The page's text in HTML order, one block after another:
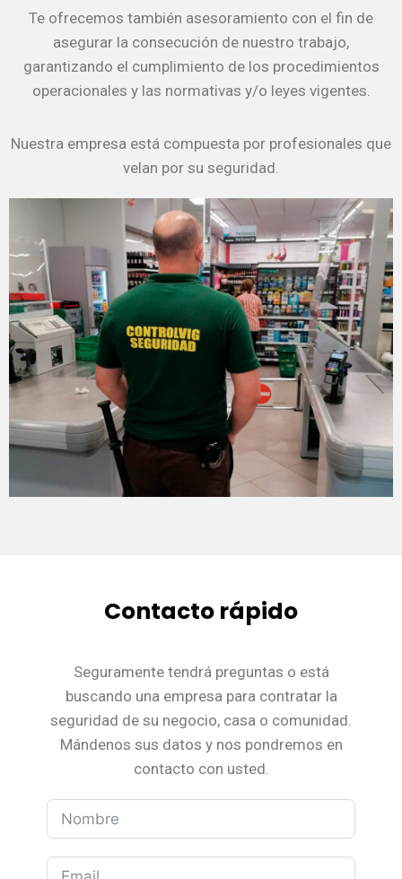
Te ofrecemos también asesoramiento con el fin de
asegurar la consecución de nuestro trabajo,
garantizando el cumplimiento de los procedimientos
operacionales y las normativas y/o leyes vigentes.
Nuestra empresa está compuesta por profesionales que
velan por su seguridad.
Contacto rápido
Seguramente tendrá preguntas o está
buscando una empresa para contratar la
seguridad de su negocio, casa o comunidad.
Mándenos sus datos y nos pondremos en
contacto con usted.